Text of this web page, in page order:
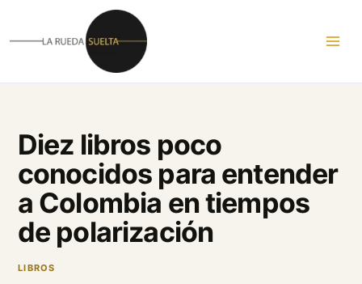
contenido
Diez libros poco
conocidos para entender
a Colombia en tiempos
de polarización
LIBROS